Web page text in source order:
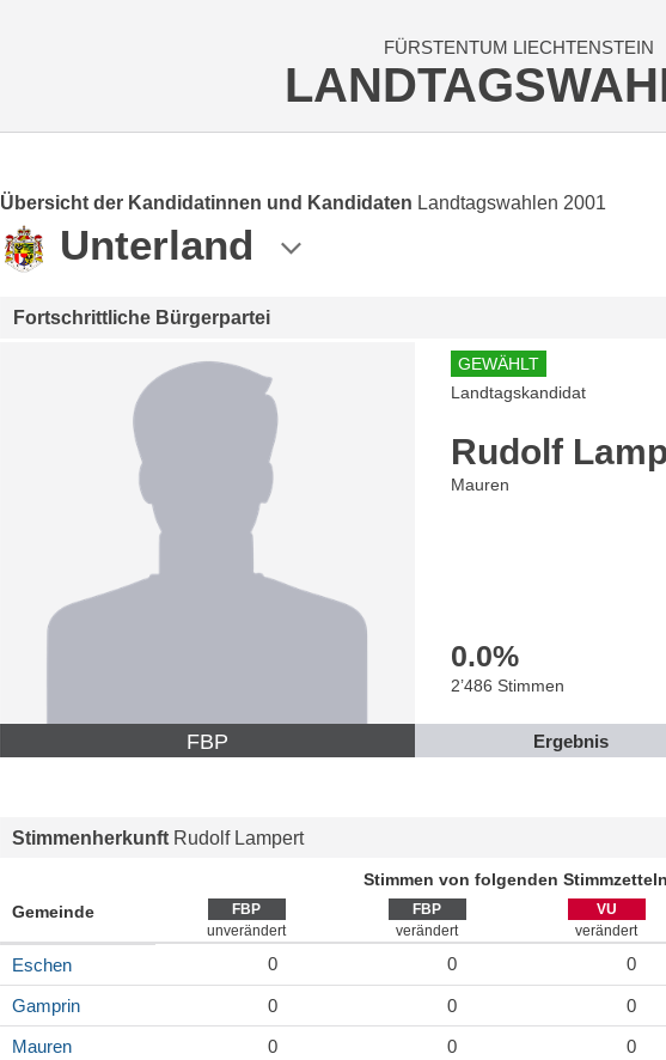
FÜRSTENTUM LIECHTENSTEIN
Übersicht der Kandidatinnen und Kandidaten Landtagswahlen 2001
Unterland
Fortschrittliche Bürgerpartei
FBP
GEWÄHLT
Landtagskandidat
Rudolf
Mauren
0.0%
2’486 Stimmen
Ergebnis
Stimmenherkunft Rudolf Lampert
Stimmen von folgenden Stimmzetteln
Gemeinde
FBP
unverändert
FBP
verändert
VU
verändert
Eschen 0 0 0
Gamprin 0 0 0
Mauren
0 0 0